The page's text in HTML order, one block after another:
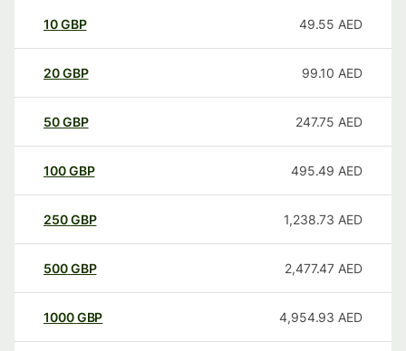
10GBP 49.55 AED
20GBP 99.10 AED
50GBP 247.75 AED
100GBP 495.49 AED
250GBP 1,238.73 AED
500GBP 2,477.47 AED
1000GBP 4,954.93 AED